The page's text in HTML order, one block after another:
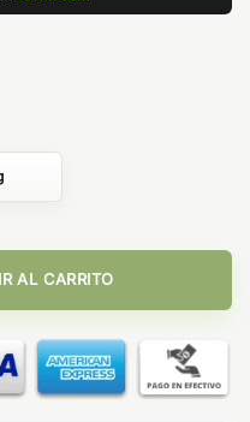
Sales cantidad
AL CARRITO